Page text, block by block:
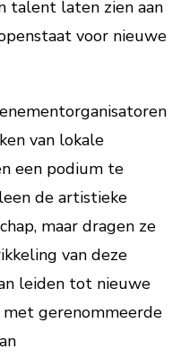
talent laten zien aan
voor nieuwe
van lokale
een podium te
de artistieke
maar dragen ze
van deze
leiden tot nieuwe
met gerenommeerde